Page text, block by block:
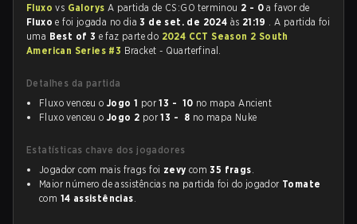
Fluxovs Galorys A partida de CS:GO terminou 2 - 0 a favor de
Fluxoe foi jogada no dia3 de set. de 2024 às 21:19 . A partida foi
uma Best of 3 e faz parte do 2024 CCT Season 2 South
American Series #3 Bracket - Quarterfinal.
Detalhes da partida
Fluxo venceu o Jogo 1 por13 - 10 no mapa Ancient
Fluxo venceu o Jogo 2 por13 - 8 no mapa Nuke
Estatísticas chave dos jogadores
Jogador com mais frags foi zevy com35 frags.
Maior número de assistências na partida foi do jogador Tomate
com 14 assistências.